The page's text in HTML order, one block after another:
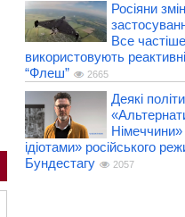
Росіяни
Все частіше
використовують
“Флеш”
2665
Деякі
ідіотами» російського
Бундестагу
2057